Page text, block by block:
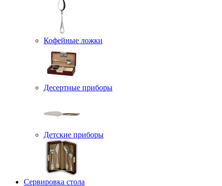
Кофейные ложки
Десертные приборы
Детские приборы
Сервировка стола